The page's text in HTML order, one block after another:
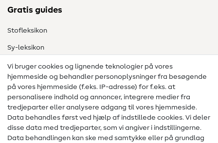
Gratis guides
Stofleksikon
Sy-leksikon
Syvejledninger
Hjælp & kontakt
Kontakt
Information om ændring af operatør
FAQ
Vi bruger cookies og lignende teknologier på vores
hjemmeside og behandler personoplysninger fra besøgende
på vores hjemmeside (f.eks. IP-adresse) for f.eks. at
personalisere indhold og annoncer, integrere medier fra
tredjeparter eller analysere adgang til vores hjemmeside.
Data behandles først ved hjælp af indstillede cookies. Vi deler
disse data med tredjeparter, som vi angiver i indstillingerne.
Data behandlingen kan ske med samtykke eller på grundlag